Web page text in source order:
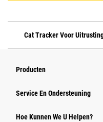
Cat Tracker Voor
Producten
Service En Ondersteuning
Hoe Kunnen We U Helpen?